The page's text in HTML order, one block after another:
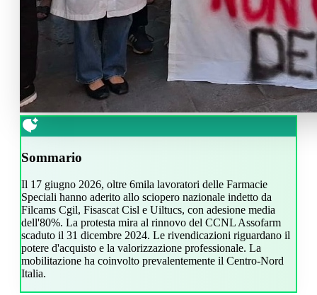
Sommario
Il 17 giugno 2026, oltre 6mila lavoratori delle Farmacie
Speciali hanno aderito allo sciopero nazionale indetto da
Filcams Cgil, Fisascat Cisl e Uiltucs, con adesione media
dell'80%. La protesta mira al rinnovo del CCNL Assofarm
scaduto il 31 dicembre 2024. Le rivendicazioni riguardano il
potere d'acquisto e la valorizzazione professionale. La
mobilitazione ha coinvolto prevalentemente il Centro-Nord
Italia.